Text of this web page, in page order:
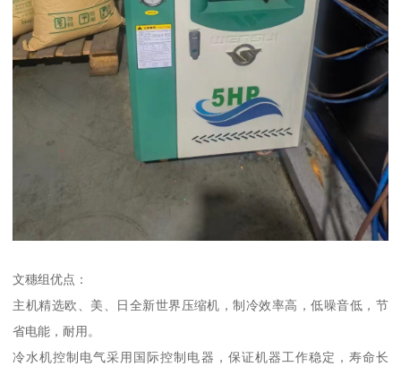
文穗组优点：
主机精选欧、美、日全新世界压缩机，制冷效率高，低噪音低，节
省电能，耐用。
冷水机控制电气采用国际控制电器，保证机器工作稳定，寿命长